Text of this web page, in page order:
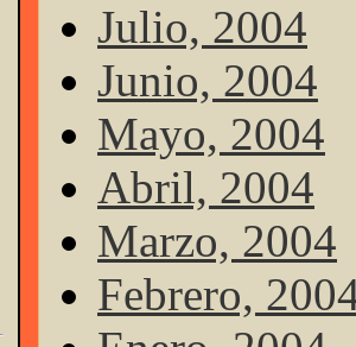
Julio, 2004
Junio, 2004
Mayo, 2004
Abril, 2004
Marzo, 2004
Febrero,